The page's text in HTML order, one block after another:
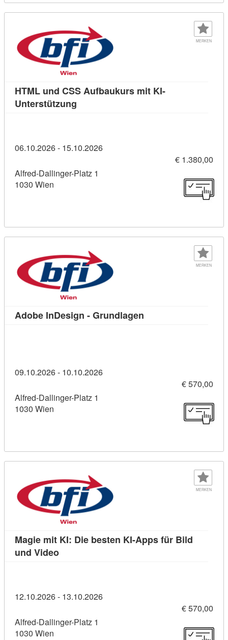
MERKEN
HTML und CSS Aufbaukurs mit KI-
Unterstützung
06.10.2026 - 15.10.2026
€ 1.380,00
Alfred-Dallinger-Platz 1
1030 Wien
MERKEN
Adobe InDesign - Grundlagen
09.10.2026 - 10.10.2026
€ 570,00
Alfred-Dallinger-Platz 1
1030 Wien
MERKEN
Magie mit KI: Die besten KI-Apps für Bild
und VideoKursdetail: Magie mit KI: Die besten KI-
12.10.2026 - 13.10.2026
€ 570,00
Alfred-Dallinger-Platz 1
1030 Wien